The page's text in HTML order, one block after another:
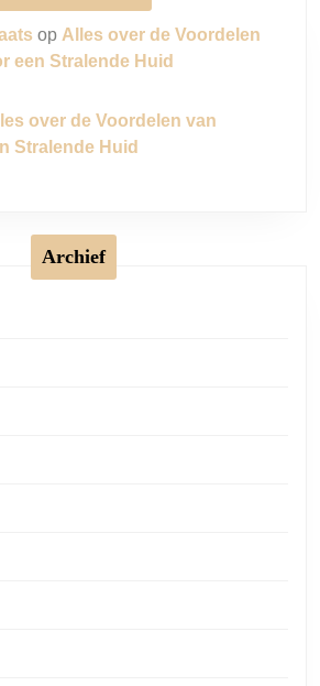
op Alles over de Voordelen
een Stralende Huid
over de Voordelen van
Stralende Huid
Archief